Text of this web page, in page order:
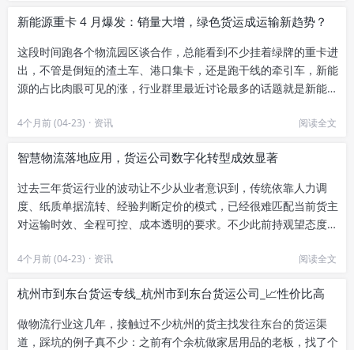
新能源重卡 4 月爆发：销量大增，绿色货运成运输新趋势？
这段时间跑各个物流园区谈合作，总能看到不少挂着绿牌的重卡进
出，不管是倒短的渣土车、港口集卡，还是跑干线的牵引车，新能
源的占比肉眼可见的涨，行业群里最近讨论最多的话题就是新能源
4个月前 (04-23) · 资讯 阅读全文
智慧物流落地应用，货运公司数字化转型成效显著
过去三年货运行业的波动让不少从业者意识到，传统依靠人力调
度、纸质单据流转、经验判断定价的模式，已经很难匹配当前货主
对运输时效、全程可控、成本透明的要求。不少此前持观望态度的
4个月前 (04-23) · 资讯 阅读全文
杭州市到东台货运专线_杭州市到东台货运公司_📈性价比高
做物流行业这几年，接触过不少杭州的货主找发往东台的货运渠
道，踩坑的例子真不少：之前有个余杭做家居用品的老板，找了个